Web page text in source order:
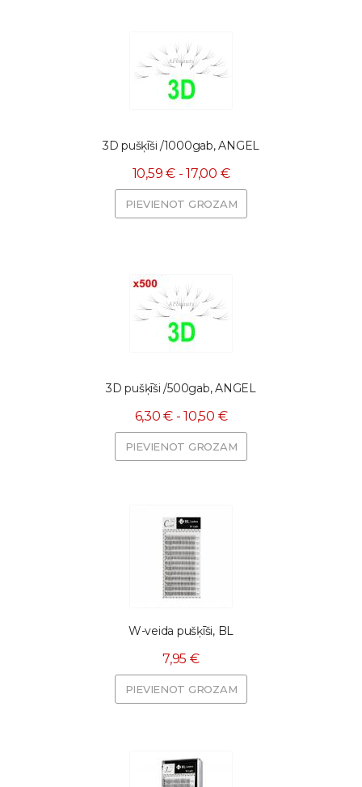
3D pušķīši /1000gab, ANGEL
10,59 € - 17,00 €
PIEVIENOT GROZAM
3D pušķīši /500gab, ANGEL
6,30 € - 10,50 €
PIEVIENOT GROZAM
W-veida pušķīši, BL
7,95 €
PIEVIENOT GROZAM